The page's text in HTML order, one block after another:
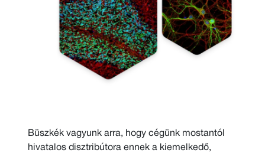
Büszkék vagyunk arra, hogy cégünk mostantól
hivatalos disztribútora ennek a kiemelkedő,